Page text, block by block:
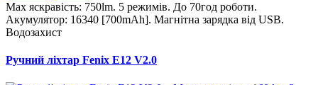
Max яскравість: 750lm. 5 режимів. До 70год роботи.
Акумулятор: 16340 [700mAh]. Магнітна зарядка від USB.
Водозахист
Ручний ліхтар Fenix E12 V2.0